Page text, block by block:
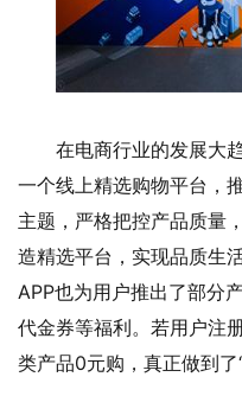
在电商行业的发展大
一个线上精选购物平台，
主题，严格把控产品质量
造精选平台，实现品质生
APP也为用户推出了部分
代金券等福利。若用户注
类产品0元购，真正做到了